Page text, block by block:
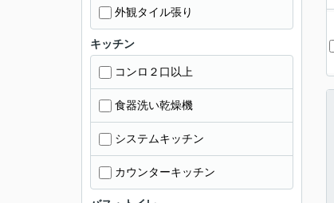
外観タイル張り
キッチン
コンロ２口以上
食器洗い乾燥機
システムキッチン
カウンターキッチン